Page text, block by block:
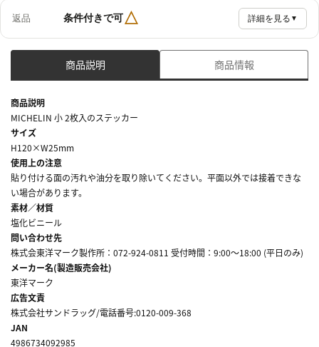
返品 条件付きで可△ 詳細を見る ▼
商品説明 商品情報
商品説明
MICHELIN 小 2枚入のステッカー
サイズ
H120×W25mm
使用上の注意
貼り付ける面の汚れや油分を取り除いてください。平面以外では接着できな
い場合があります。
素材／材質
塩化ビニール
問い合わせ先
株式会東洋マーク製作所：072-924-0811 受付時間：9:00～18:00 (平日のみ)
メーカー名(製造販売会社)
東洋マーク
広告文責
株式会社サンドラッグ/電話番号:0120-009-368
JAN
4986734092985